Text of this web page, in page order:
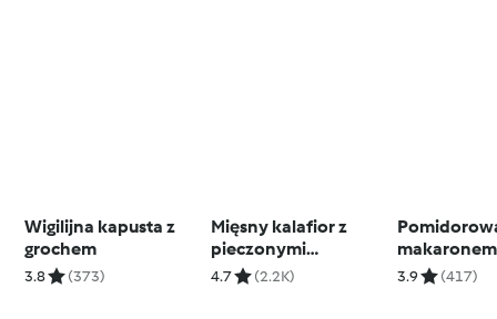
Wigilijna kapusta z
grochem
3.8 (373)
Mięsny kalafior z
pieczonymi
ziemniakami i sosem
4.7 (2.2K)
makaronem
3.9 (417)